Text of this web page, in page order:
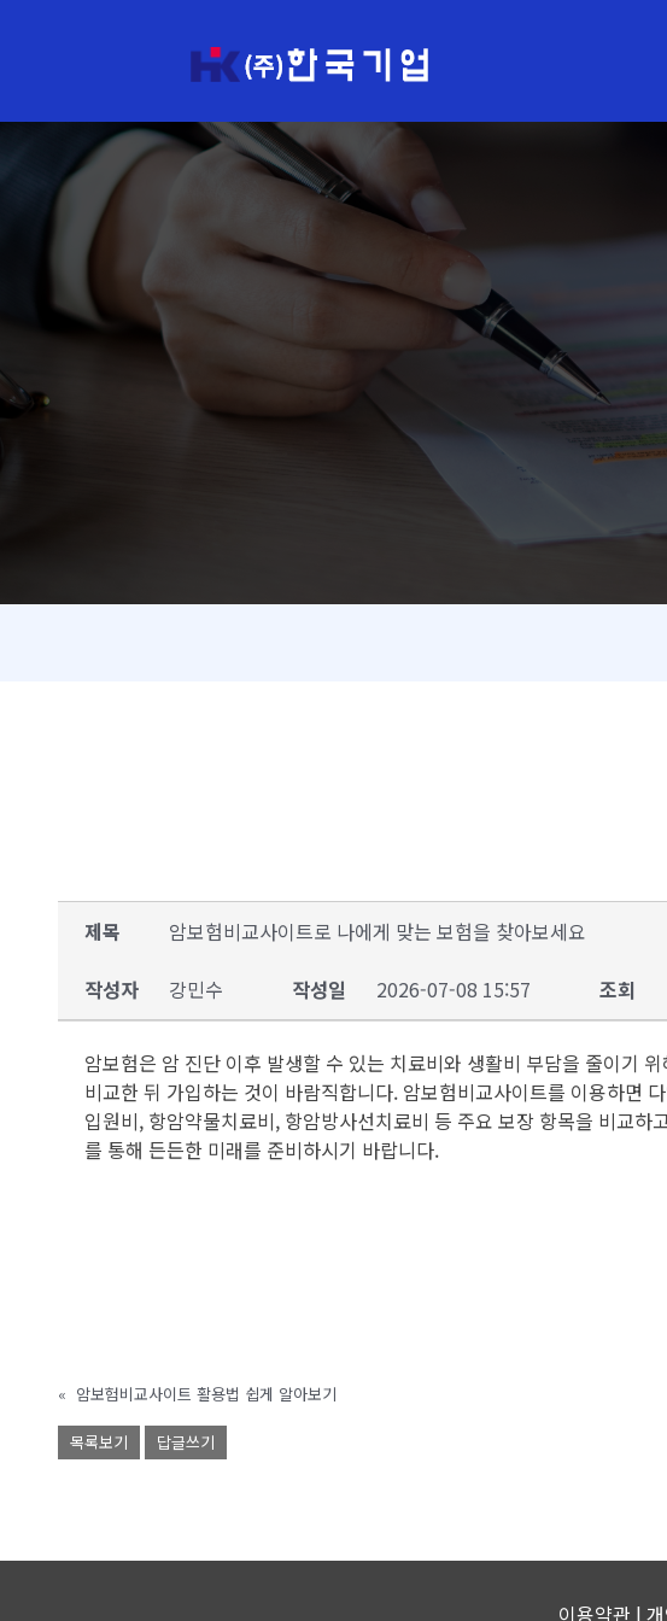
제목
암보험비교사이트로 나에게 맞는 보험을 찾아보세요
작성자
강민수 작성일 2026-07-08 15:57 조회
암보험은 암 진단 이후 발생할 수 있는 치료비와 생활비 부담을 줄이기
비교한 뒤 가입하는 것이 바람직합니다. 암보험비교사이트를 이용하면
입원비, 항암약물치료비, 항암방사선치료비 등 주요 보장 항목을 비교
를 통해 든든한 미래를 준비하시기 바랍니다.
« 암보험비교사이트 활용법 쉽게 알아보기
목록보기 답글쓰기
이용약관 |